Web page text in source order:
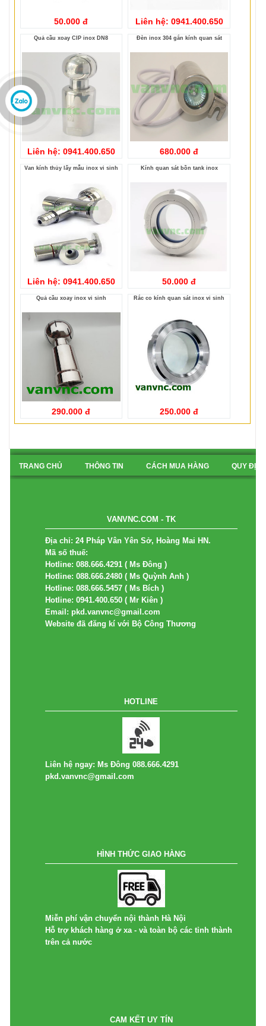
50.000 đ Liên hệ: 0941.400.650
Quả cầu xoay CIP inox DN8
Liên hệ: 0941.400.650
Đèn inox 304 gắn kính quan sát
680.000 đ
van kính thủy lấy mẫu inox vi sinh
Liên hệ: 0941.400.650
Kính quan sát bồn tank inox
50.000 đ
Quả cầu xoay inox vi sinh
290.000 đ
Rắc co kính quan sát inox vi sinh
250.000 đ
TRANG CHỦ THÔNG TIN CÁCH MUA HÀNG QUY
VANVNC.COM - TK
Địa chỉ: 24 Pháp Vân Yên Sở, Hoàng Mai HN.
Mã số thuế:
Hotline: 088.666.4291 ( Ms Đông )
Hotline: 088.666.2480 ( Ms Quỳnh Anh )
Hotline: 088.666.5457 ( Ms Bích )
Hotline: 0941.400.650 ( Mr Kiên )
Email: pkd.vanvnc@gmail.com
Website đã đăng kí với Bộ Công Thương
HOTLINE
Liên hệ ngay: Ms Đông 088.666.4291
pkd.vanvnc@gmail.com
HÌNH THỨC GIAO HÀNG
Miễn phí vận chuyển nội thành Hà Nội
Hỗ trợ khách hàng ở xa - và toàn bộ các tỉnh thành
trên cả nước
CAM KẾT UY TÍN